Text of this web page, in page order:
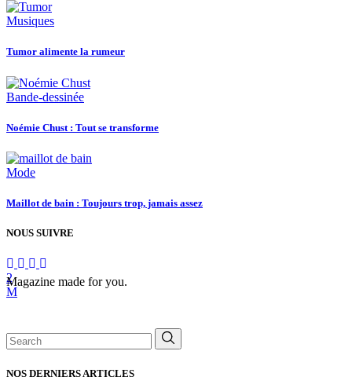
Musiques
Tumor alimente la rumeur
Bande-dessinée
Noémie Chust : Tout se transforme
Mode
Maillot de bain : Toujours trop, jamais assez
NOUS SUIVRE
Magazine made for you.
Search
for:
NOS DERNIERS ARTICLES